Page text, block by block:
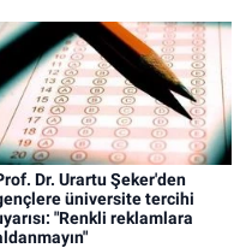
Dr. Urartu Şeker'den
üniversite tercihi
"Renkli reklamlara